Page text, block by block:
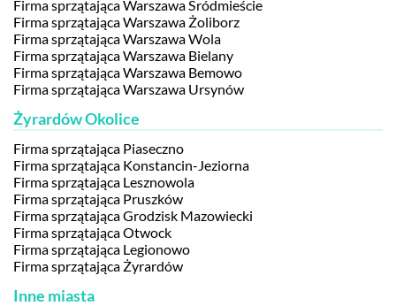
Firma sprzątająca Warszawa Śródmieście
Firma sprzątająca Warszawa Żoliborz
Firma sprzątająca Warszawa Wola
Firma sprzątająca Warszawa Bielany
Firma sprzątająca Warszawa Bemowo
Firma sprzątająca Warszawa Ursynów
Żyrardów Okolice
Firma sprzątająca Piaseczno
Firma sprzątająca Konstancin-Jeziorna
Firma sprzątająca Lesznowola
Firma sprzątająca Pruszków
Firma sprzątająca Grodzisk Mazowiecki
Firma sprzątająca Otwock
Firma sprzątająca Legionowo
Firma sprzątająca Żyrardów
Inne miasta